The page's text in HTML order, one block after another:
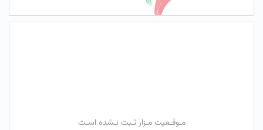
مـوقـعیت مـزار ثـبت نـشده اسـت